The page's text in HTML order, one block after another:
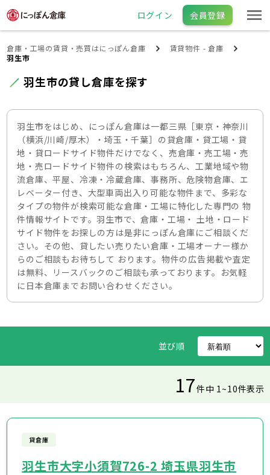
ログイン 会員登録
倉庫・工場の賃貸・売買はにっぽん倉庫
賃貸物件 - 倉庫
羽生市
羽生市の貸し倉庫を探す
羽生市をはじめ、にっぽん倉庫は一都三県［東京・神奈川
（横浜/川崎/厚木）・埼玉・千葉］の貸倉庫・貸工場・貸
地・貸ロードサイド物件だけでなく、売倉庫・売工場・売
地・売ロードサイド物件の検索はもちろん、工業地域や物
流倉庫、平屋、冷凍・冷蔵倉庫、事務所、危険物倉庫、エ
レベーター付き、大型車両出入り可能な物件まで、多彩な
タイプの物件が検索可能な倉庫・工場に特化した専門の 物
件情報サイトです。羽生市で、倉庫・工場・ 土地・ロード
サイド物件をお探しの方は是非にっぽん倉庫にご相談くだ
さい。その他、貸したい売りたい倉庫・工場オーナー様か
らのご相談もお待ちして おります。物件の広告掲載や査定
は無料、リースバックのご相談も承っております。お気軽
に日本倉庫までお問い合わせください。
並び順
17件中 1~10件表示
貸倉庫
羽生市大字小須賀726-2 埼玉県羽生市